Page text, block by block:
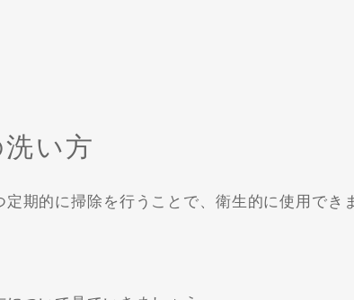
い方
期的に掃除を行うことで、衛生的に使用でき